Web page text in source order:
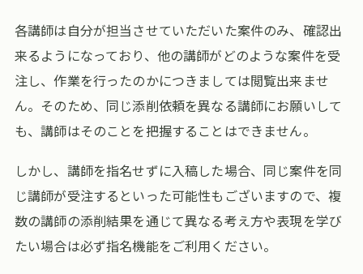
各講師は自分が担当させていただいた案件のみ、確認出
来るようになっており、他の講師がどのような案件を受
注し、作業を行ったのかにつきましては閲覧出来ませ
ん。そのため、同じ添削依頼を異なる講師にお願いして
も、講師はそのことを把握することはできません。
しかし、講師を指名せずに入稿した場合、同じ案件を同
じ講師が受注するといった可能性もございますので、複
数の講師の添削結果を通じて異なる考え方や表現を学び
たい場合は必ず指名機能をご利用ください。